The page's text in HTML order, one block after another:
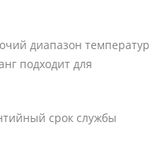
диапазон температур
подходит для
срок службы